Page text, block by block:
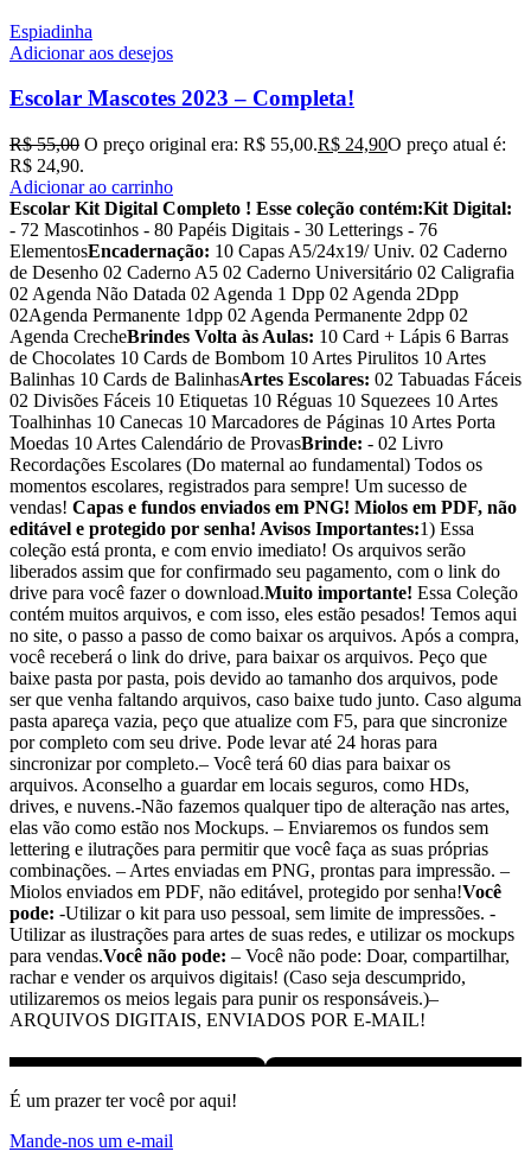
Espiadinha
Adicionar aos desejos
Escolar Mascotes 2023 – Completa!
R$55,00 O preço original era: R$ 55,00.R$ 24,90O preço atual é:
R$ 24,90.
Adicionar ao carrinho
Escolar Kit Digital Completo ! Esse coleção contém:Kit Digital:
- 72 Mascotinhos - 80 Papéis Digitais - 30 Letterings - 76
ElementosEncadernação: 10 Capas A5/24x19/ Univ. 02 Caderno
de Desenho 02 Caderno A5 02 Caderno Universitário 02 Caligrafia
02 Agenda Não Datada 02 Agenda 1 Dpp 02 Agenda 2Dpp
02Agenda Permanente 1dpp 02 Agenda Permanente 2dpp 02
Agenda CrecheBrindes Volta às Aulas: 10 Card + Lápis 6 Barras
de Chocolates 10 Cards de Bombom 10 Artes Pirulitos 10 Artes
Balinhas 10 Cards de BalinhasArtes Escolares: 02 Tabuadas Fáceis
02 Divisões Fáceis 10 Etiquetas 10 Réguas 10 Squezees 10 Artes
Toalhinhas 10 Canecas 10 Marcadores de Páginas 10 Artes Porta
Moedas 10 Artes Calendário de ProvasBrinde: - 02 Livro
Recordações Escolares (Do maternal ao fundamental) Todos os
momentos escolares, registrados para sempre! Um sucesso de
vendas! Capas e fundos enviados em PNG! Miolos em PDF, não
editável e protegido por senha! Avisos Importantes:1) Essa
coleção está pronta, e com envio imediato! Os arquivos serão
liberados assim que for confirmado seu pagamento, com o link do
drive para você fazer o download.Muito importante! Essa Coleção
contém muitos arquivos, e com isso, eles estão pesados! Temos aqui
no site, o passo a passo de como baixar os arquivos. Após a compra,
você receberá o link do drive, para baixar os arquivos. Peço que
baixe pasta por pasta, pois devido ao tamanho dos arquivos, pode
ser que venha faltando arquivos, caso baixe tudo junto. Caso alguma
pasta apareça vazia, peço que atualize com F5, para que sincronize
por completo com seu drive. Pode levar até 24 horas para
sincronizar por completo.– Você terá 60 dias para baixar os
arquivos. Aconselho a guardar em locais seguros, como HDs,
drives, e nuvens.-Não fazemos qualquer tipo de alteração nas artes,
elas vão como estão nos Mockups. – Enviaremos os fundos sem
lettering e ilutrações para permitir que você faça as suas próprias
combinações. – Artes enviadas em PNG, prontas para impressão. –
Miolos enviados em PDF, não editável, protegido por senha!Você
pode: -Utilizar o kit para uso pessoal, sem limite de impressões. -
Utilizar as ilustrações para artes de suas redes, e utilizar os mockups
para vendas.Você não pode: – Você não pode: Doar, compartilhar,
rachar e vender os arquivos digitais! (Caso seja descumprido,
utilizaremos os meios legais para punir os responsáveis.)–
ARQUIVOS DIGITAIS, ENVIADOS POR E-MAIL!
É um prazer ter você por aqui!
Mande-nos um e-mail